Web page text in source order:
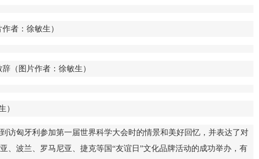
作者：徐敏生）
辞 （图片作者：徐敏生）
）
访匈牙利参加第一届世界科学大会时的情景和美好回忆，并表达了对
波兰、罗马尼亚、捷克等国“友谊日”文化品牌活动的成功举办，有